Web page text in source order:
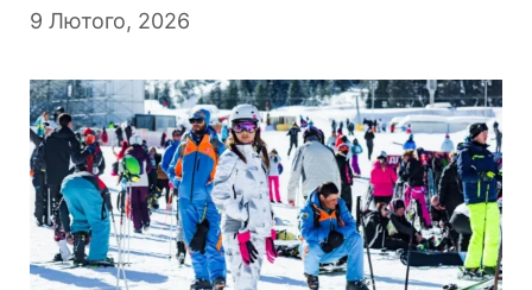
9 Лютого, 2026